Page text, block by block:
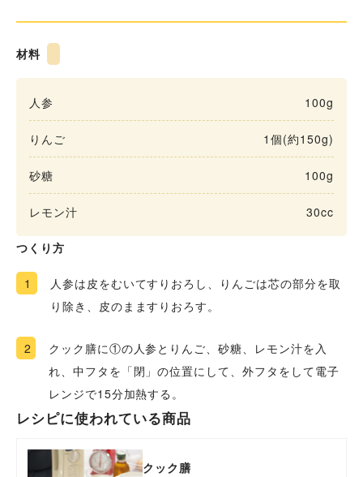
材料
人参 100g
りんご 1個(約150g)
砂糖 100g
レモン汁 30cc
つくり方
1
人参は皮をむいてすりおろし、りんごは芯の部分を取
り除き、皮のまますりおろす。
2
クック膳に①の人参とりんご、砂糖、レモン汁を入
れ、中フタを「閉」の位置にして、外フタをして電子
レンジで15分加熱する。
レシピに使われている商品
クック膳